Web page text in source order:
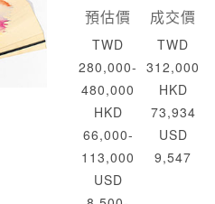
預估價
TWD
280,000-
480,000
HKD
66,000-
113,000
USD
成交價
TWD
312,000
HKD
73,934
USD
9,547